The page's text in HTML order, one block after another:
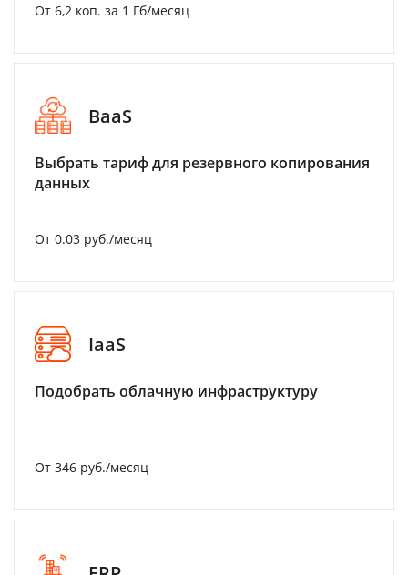
От 6,2 коп. за 1 Гб/месяц
BaaS
Выбрать тариф для резервного копирования
данных
От 0.03 руб./месяц
IaaS
Подобрать облачную инфраструктуру
От 346 руб./месяц